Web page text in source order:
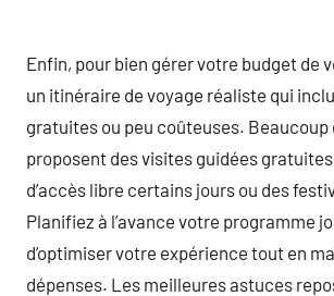
Enfin, pour bien gérer votre budget de
un itinéraire de voyage réaliste qui
gratuites ou peu coûteuses. Beaucoup
proposent des visites guidées
d’accès libre certains jours ou des
Planifiez à l’avance votre programme
d’optimiser votre expérience tout en
dépenses. Les meilleures astuces